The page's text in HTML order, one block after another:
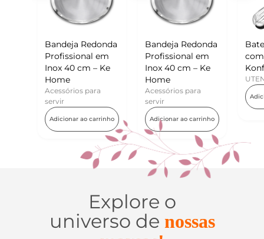
Bandeja Redonda
Profissional em
Inox 40 cm – Ke
Acessórios para
Adicionar ao carrinho
Batedor de Ovos
com Raspador –
Konfektt
Adicionar ao carrinho
Explore o
universo de nossas